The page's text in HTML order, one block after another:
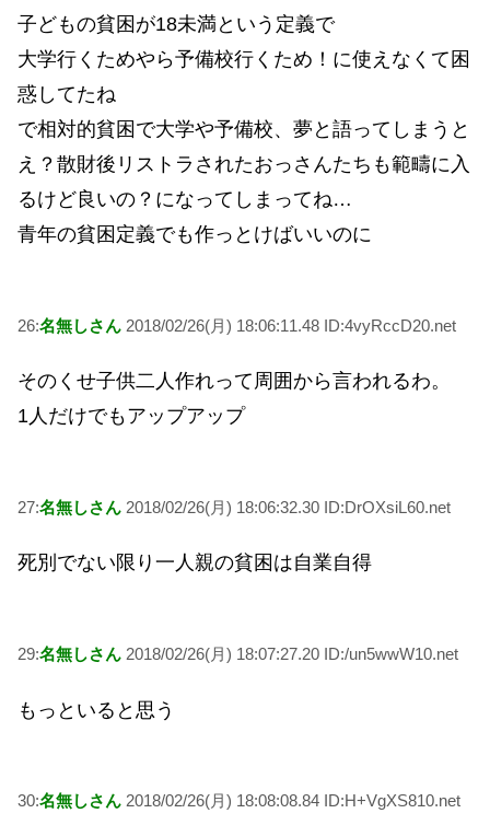
子どもの貧困が18未満という定義で
大学行くためやら予備校行くため！に使えなくて困
惑してたね
で相対的貧困で大学や予備校、夢と語ってしまうと
え？散財後リストラされたおっさんたちも範疇に入
るけど良いの？になってしまってね…
青年の貧困定義でも作っとけばいいのに
26:名無しさん 2018/02/26(月) 18:06:11.48 ID:4vyRccD20.net
そのくせ子供二人作れって周囲から言われるわ。
1人だけでもアップアップ
27:名無しさん 2018/02/26(月) 18:06:32.30 ID:DrOXsiL60.net
死別でない限り一人親の貧困は自業自得
29:名無しさん 2018/02/26(月) 18:07:27.20 ID:/un5wwW10.net
もっといると思う
30:名無しさん 2018/02/26(月) 18:08:08.84 ID:H+VgXS810.net